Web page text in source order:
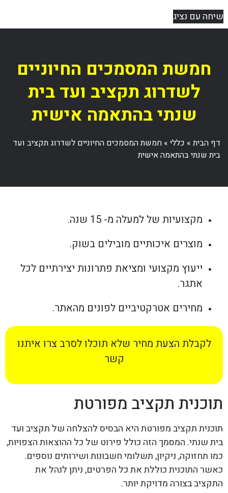
שיחה עם נציג
חמשת המסמכים החיוניים
לשדרוג תקציב ועד בית
שנתי בהתאמה אישית
דף הבית» כללי» חמשת המסמכים החיוניים לשדרוג תקציב ועד
בית שנתי בהתאמה אישית
מקצועיות של למעלה מ- 15 שנה.
מוצרים איכותיים מובילים בשוק.
ייעוץ מקצועי ומציאת פתרונות יצירתיים לכל
אתגר.
מחירים אטרקטיביים לפונים מהאתר.
לקבלת הצעת מחיר שלא תוכלו לסרב צרו איתנו
קשר
תוכנית תקציב מפורטת
תוכנית תקציב מפורטת היא הבסיס להצלחה של תקציב ועד
בית שנתי. המסמך הזה כולל פירוט של כל ההוצאות הצפויות,
כמו תחזוקה, ניקיון, תשלומי חשבונות ושירותים נוספים.
כאשר התוכנית כוללת את כל הפרטים, ניתן לנהל את
התקציב בצורה מדויקת יותר.